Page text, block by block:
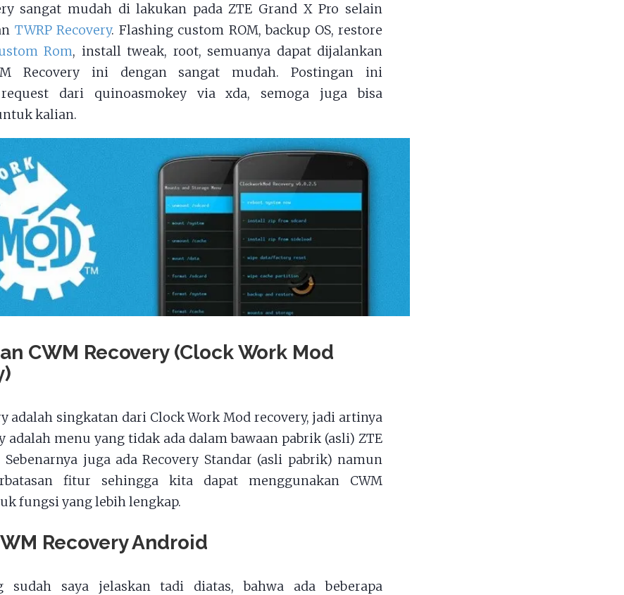
sangat mudah di lakukan pada ZTE Grand X Pro selain
TWRP Recovery. Flashing custom ROM, backup OS, restore
Rom, install tweak, root, semuanya dapat dijalankan
Recovery ini dengan sangat mudah. Postingan ini
dari quinoasmokey via xda, semoga juga bisa
kalian.
CWM Recovery (Clock Work Mod
adalah singkatan dari Clock Work Mod recovery, jadi artinya
adalah menu yang tidak ada dalam bawaan pabrik (asli) ZTE
Sebenarnya juga ada Recovery Standar (asli pabrik) namun
fitur sehingga kita dapat menggunakan CWM
fungsi yang lebih lengkap.
Recovery Android
sudah saya jelaskan tadi diatas, bahwa ada beberapa